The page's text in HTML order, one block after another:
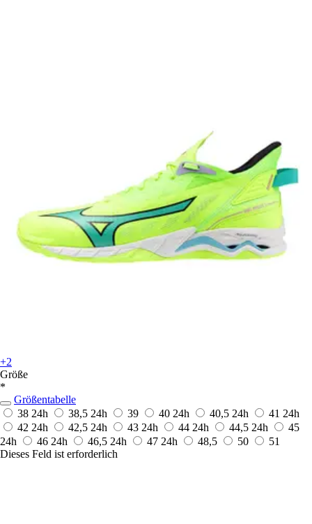
+2
Größe
*
Größentabelle
38 24h 38,5 24h 39 40 24h 40,5 24h 41 24h
42 24h 42,5 24h 43 24h 44 24h 44,5 24h
45
24h
46 24h 46,5 24h 47 24h 48,5 50
51
Dieses Feld ist erforderlich